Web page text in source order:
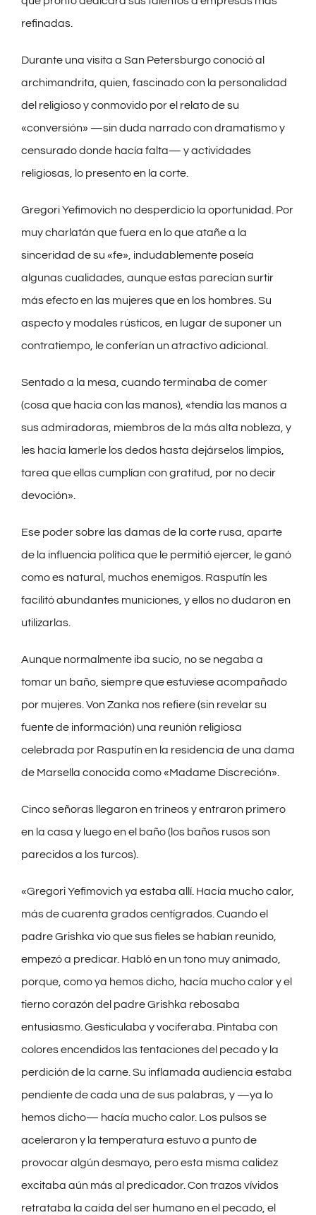
refinadas.
Durante una visita a San Petersburgo conoció al
archimandrita, quien, fascinado con la personalidad
del religioso y conmovido por el relato de su
«conversión» —sin duda narrado con dramatismo y
censurado donde hacía falta— y actividades
religiosas, lo presento en la corte.
Gregori Yefimovich no desperdicio la oportunidad. Por
muy charlatán que fuera en lo que atañe a la
sinceridad de su «fe», indudablemente poseía
algunas cualidades, aunque estas parecían surtir
más efecto en las mujeres que en los hombres. Su
aspecto y modales rústicos, en lugar de suponer un
contratiempo, le conferían un atractivo adicional.
Sentado a la mesa, cuando terminaba de comer
(cosa que hacía con las manos), «tendía las manos a
sus admiradoras, miembros de la más alta nobleza, y
les hacía lamerle los dedos hasta dejárselos limpios,
tarea que ellas cumplían con gratitud, por no decir
devoción».
Ese poder sobre las damas de la corte rusa, aparte
de la influencia política que le permitió ejercer, le ganó
como es natural, muchos enemigos. Rasputín les
facilitó abundantes municiones, y ellos no dudaron en
utilizarlas.
Aunque normalmente iba sucio, no se negaba a
tomar un baño, siempre que estuviese acompañado
por mujeres. Von Zanka nos refiere (sin revelar su
fuente de información) una reunión religiosa
celebrada por Rasputín en la residencia de una dama
de Marsella conocida como «Madame Discreción».
Cinco señoras llegaron en trineos y entraron primero
en la casa y luego en el baño (los baños rusos son
parecidos a los turcos).
«Gregori Yefimovich ya estaba allí. Hacía mucho calor,
más de cuarenta grados centígrados. Cuando el
padre Grishka vio que sus fieles se habían reunido,
empezó a predicar. Habló en un tono muy animado,
porque, como ya hemos dicho, hacía mucho calor y el
tierno corazón del padre Grishka rebosaba
entusiasmo. Gesticulaba y vociferaba. Pintaba con
colores encendidos las tentaciones del pecado y la
perdición de la carne. Su inflamada audiencia estaba
pendiente de cada una de sus palabras, y —ya lo
hemos dicho— hacía mucho calor. Los pulsos se
aceleraron y la temperatura estuvo a punto de
provocar algún desmayo, pero esta misma calidez
excitaba aún más al predicador. Con trazos vívidos
retrataba la caída del ser humano en el pecado, el